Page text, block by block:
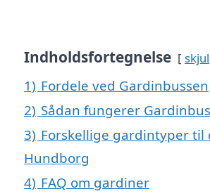
Indholdsfortegnelse skjul
1) Fordele ved Gardinbussen
2) Sådan fungerer
3) Forskellige gardintyper til
Hundborg
4) FAQ om gardiner